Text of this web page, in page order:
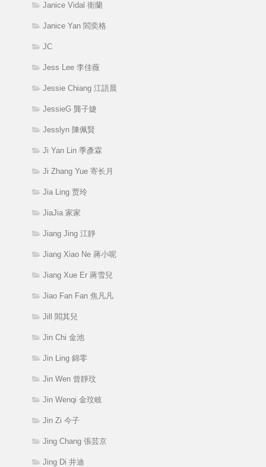
Janice Vidal 衛蘭
Janice Yan 閻奕格
JC
Jess Lee 李佳薇
Jessie Chiang 江語晨
JessieG 龔子婕
Jesslyn 陳佩賢
Ji Yan Lin 季彥霖
Ji Zhang Yue 寄长月
Jia Ling 贾玲
JiaJia 家家
Jiang Jing 江靜
Jiang Xiao Ne 蔣小呢
Jiang Xue Er 蔣雪兒
Jiao Fan Fan 焦凡凡
Jill 閻其兒
Jin Chi 金池
Jin Ling 錦零
Jin Wen 曾靜玟
Jin Wenqi 金玟岐
Jin Zi 今子
Jing Chang 張芸京
Jing Di 井迪